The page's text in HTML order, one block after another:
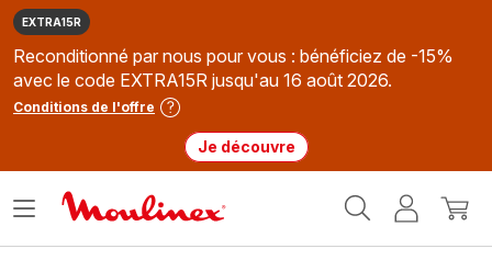
EXTRA15R
Reconditionné par nous pour vous : bénéficiez de -15%
avec le code EXTRA15R jusqu'au 16 août 2026.
Conditions de l'offre
Je découvre
MonMon
Ouvrir